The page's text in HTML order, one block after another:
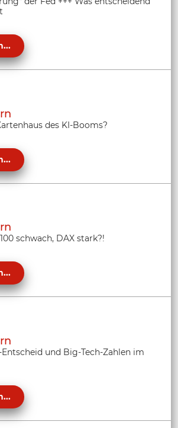
des KI-Booms?
schwach, DAX stark?!
und Big-Tech-Zahlen im